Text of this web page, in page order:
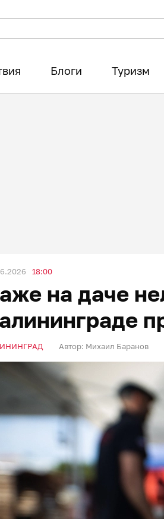
Блоги Туризм
18:00
на даче
Автор: Михаил Баранов